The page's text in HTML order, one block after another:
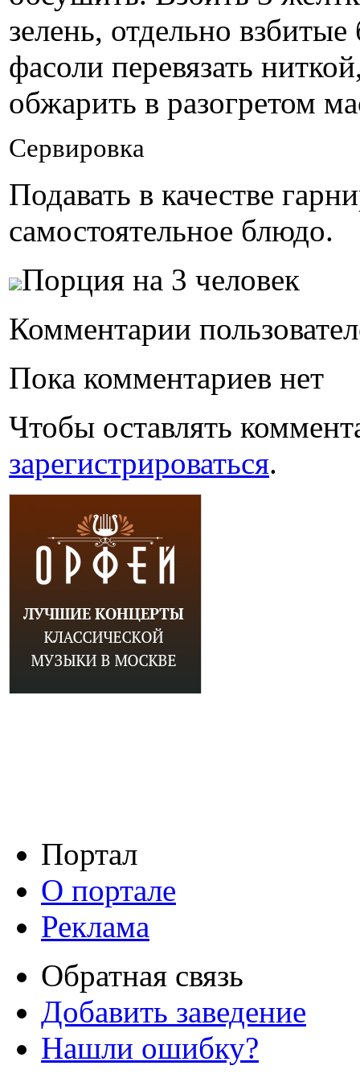
зелень, отдельно
фасоли перевязать
обжарить в разогретом
Сервировка
Подавать в качестве
самостоятельное блюдо.
Порция на 3 человек
Комментарии
Пока комментариев нет
Чтобы оставлять
зарегистрироваться.
Портал
О портале
Реклама
Обратная связь
Добавить заведение
Нашли ошибку?